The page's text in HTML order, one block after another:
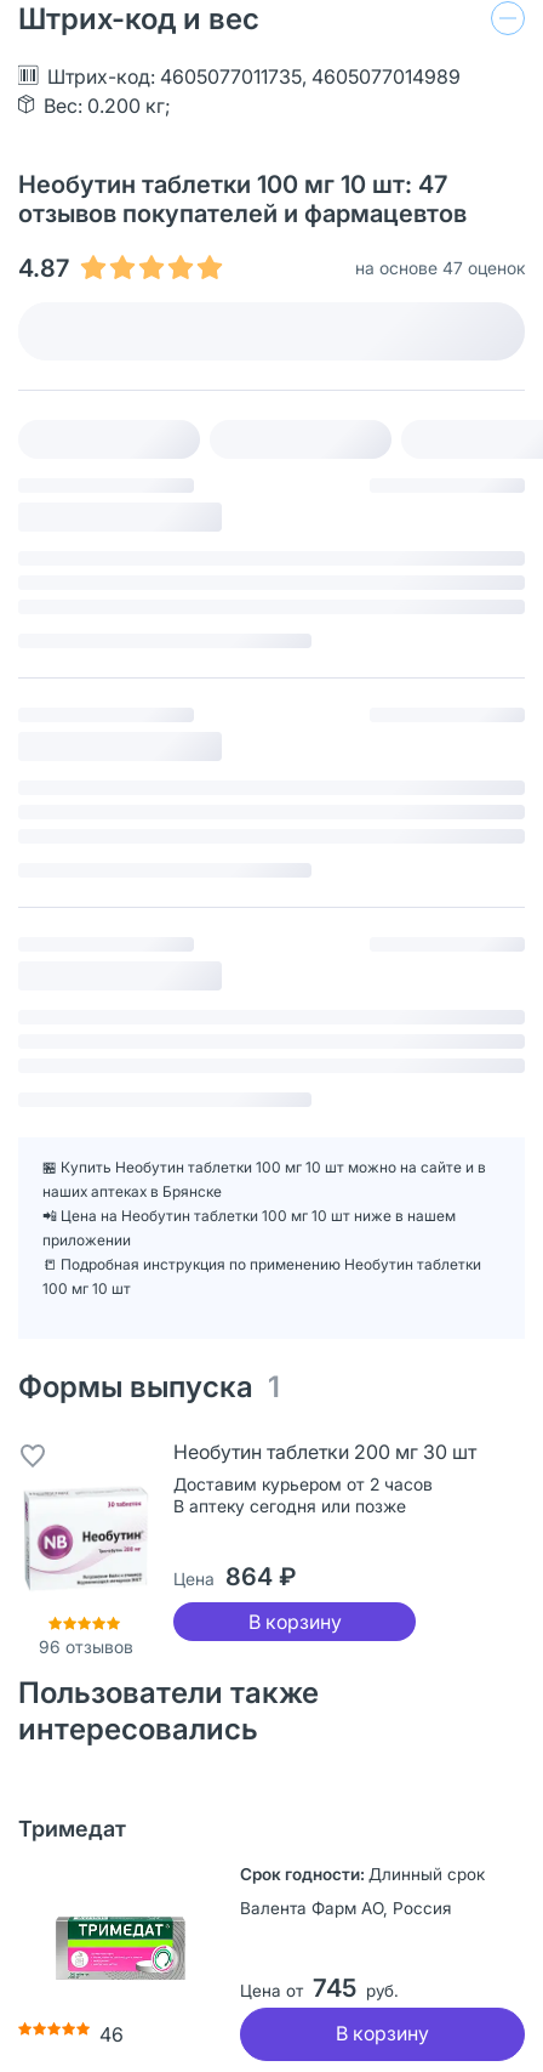
Штрих-код и вес
Штрих-код: 4605077011735, 4605077014989
Вес: 0.200 кг;
Необутин таблетки 100 мг 10 шт: 47
отзывов покупателей и фармацевтов
4.87
на основе 47 оценок
🏪 Купить Необутин таблетки 100 мг 10 шт можно на сайте и в
наших аптеках в Брянске
📲 Цена на Необутин таблетки 100 мг 10 шт ниже в нашем
приложении
📒 Подробная инструкция по применению Необутин таблетки
100 мг 10 шт
Формы выпуска 1
96 отзывов
Необутин таблетки 200 мг 30 шт
Доставим курьером от 2 часов
В аптеку сегодня или позже
Цена 864 ₽
В корзину
Пользователи также
интересовались
Тримедат
46
Длинный срок
Валента Фарм АО, Россия
Цена от 745 руб.
В корзину